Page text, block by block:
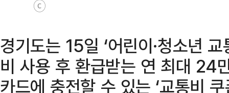
ⓒ
경기도는 15일 ‘어린이·청소년
비 사용 후 환급받는 연 최대 24
카드에 충전할 수 있는 ‘교통비